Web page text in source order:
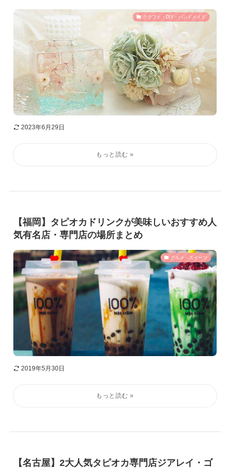
クラフト・DIY・ハンドメイド
2023年6月29日
【福岡】タピオカドリンクが美味しいおすすめ人
気有名店・専門店の場所まとめ
グルメ・スイーツ
2019年5月30日
【名古屋】2大人気タピオカ専門店ジアレイ・ゴ